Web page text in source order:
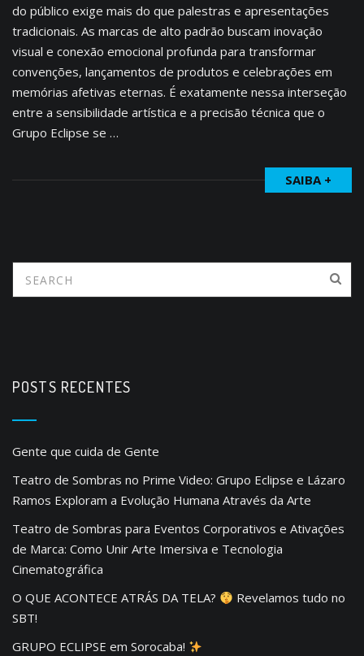
do público exige mais do que palestras e apresentações
tradicionais. As marcas de alto padrão buscam inovação
visual e conexão emocional profunda para transformar
convenções, lançamentos de produtos e celebrações em
memórias afetivas eternas. É exatamente nessa interseção
entre a sensibilidade artística e a precisão técnica que o
Grupo Eclipse se …
SAIBA +
POSTS RECENTES
Gente que cuida de Gente
Teatro de Sombras no Prime Video: Grupo Eclipse e Lázaro
Ramos Exploram a Evolução Humana Através da Arte
Teatro de Sombras para Eventos Corporativos e Ativações
de Marca: Como Unir Arte Imersiva e Tecnologia
Cinematográfica
O QUE ACONTECE ATRÁS DA TELA?
Revelamos tudo no
SBT!
GRUPO ECLIPSE em Sorocaba!